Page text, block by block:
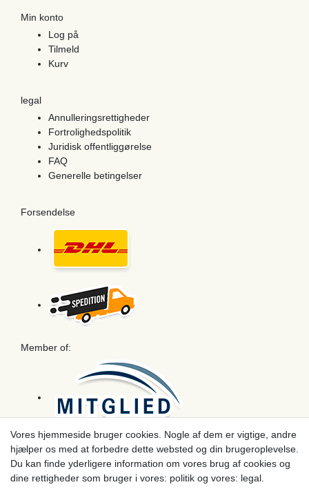
Min konto
Log på
Tilmeld
Kurv
legal
Annulleringsrettigheder
Fortrolighedspolitik
Juridisk offentliggørelse
FAQ
Generelle betingelser
Forsendelse
Member of:
Betaling
Vores hjemmeside bruger cookies. Nogle af dem er vigtige, andre
hjælper os med at forbedre dette websted og din brugeroplevelse.
Du kan finde yderligere information om vores brug af cookies og
dine rettigheder som bruger i vores: politik og vores: legal.